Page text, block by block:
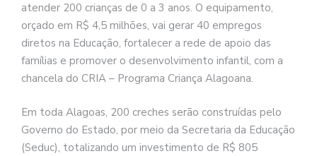
atender 200 crianças de 0 a 3 anos. O equipamento,
orçado em R$ 4,5 milhões, vai gerar 40 empregos
diretos na Educação, fortalecer a rede de apoio das
famílias e promover o desenvolvimento infantil, com a
chancela do CRIA – Programa Criança Alagoana.
Em toda Alagoas, 200 creches serão construídas pelo
Governo do Estado, por meio da Secretaria da Educação
(Seduc), totalizando um investimento de R$ 805